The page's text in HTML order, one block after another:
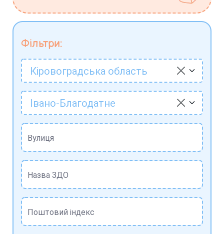
Фільтри:
Кіровоградська область
Івано-Благодатне
Вулиця
Назва ЗДО
Поштовий індекс